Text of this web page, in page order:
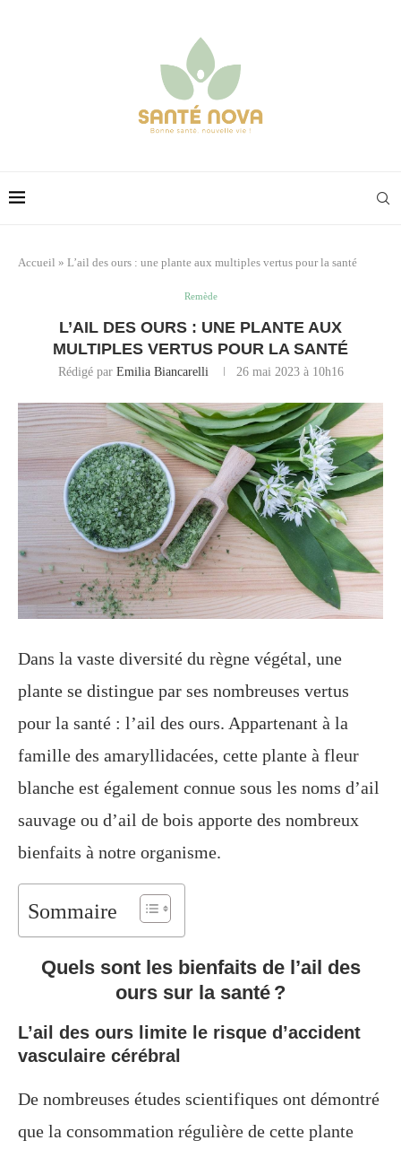
Accueil » L’ail des ours : une plante aux multiples vertus pour la santé
Remède
L’AIL DES OURS : UNE PLANTE AUX
MULTIPLES VERTUS POUR LA SANTÉ
Rédigé par Emilia Biancarelli 26 mai 2023 à 10h16
Dans la vaste diversité du règne végétal, une
plante se distingue par ses nombreuses vertus
pour la santé : l’ail des ours. Appartenant à la
famille des amaryllidacées, cette plante à fleur
blanche est également connue sous les noms d’ail
sauvage ou d’ail de bois apporte des nombreux
bienfaits à notre organisme.
Sommaire
Quels sont les bienfaits de l’ail des
ours sur la santé ?
L’ail des ours limite le risque d’accident
vasculaire cérébral
De nombreuses études scientifiques ont démontré
que la consommation régulière de cette plante